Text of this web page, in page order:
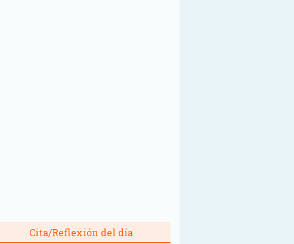
Cita/Reflexión del día